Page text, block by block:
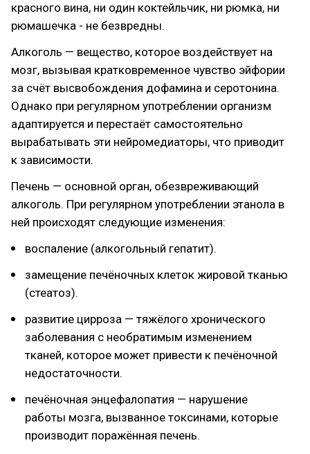
красного вина, ни один коктейльчик, ни рюмка, ни
рюмашечка - не безвредны.
Алкоголь — вещество, которое воздействует на
мозг, вызывая кратковременное чувство эйфории
за счёт высвобождения дофамина и серотонина.
Однако при регулярном употреблении организм
адаптируется и перестаёт самостоятельно
вырабатывать эти нейромедиаторы, что приводит
к зависимости.
Печень — основной орган, обезвреживающий
алкоголь. При регулярном употреблении этанола в
ней происходят следующие изменения:
воспаление (алкогольный гепатит).
замещение печёночных клеток жировой тканью
(стеатоз).
развитие цирроза — тяжёлого хронического
заболевания с необратимым изменением
тканей, которое может привести к печёночной
недостаточности.
печёночная энцефалопатия — нарушение
работы мозга, вызванное токсинами, которые
производит поражённая печень.